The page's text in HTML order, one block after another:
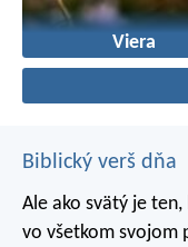
Viera
Biblický verš dňa
Ale ako svätý je
vo všetkom svojom